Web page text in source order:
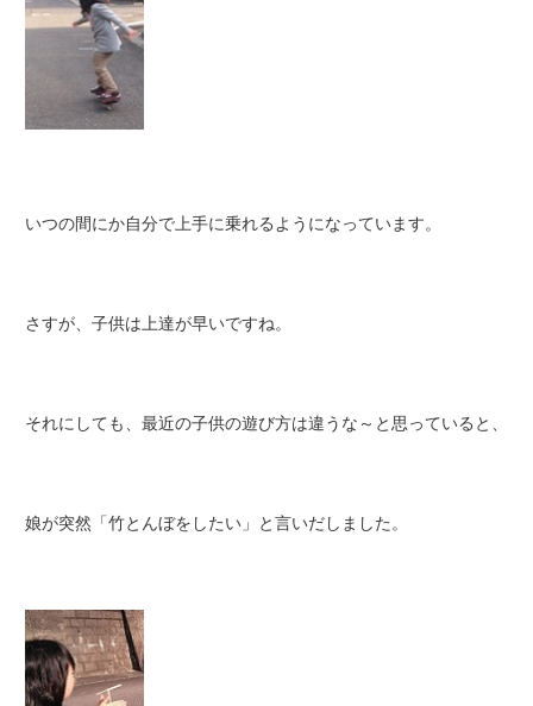
いつの間にか自分で上手に乗れるようになっています。
さすが、子供は上達が早いですね。
それにしても、最近の子供の遊び方は違うな～と思っていると、
娘が突然「竹とんぼをしたい」と言いだしました。